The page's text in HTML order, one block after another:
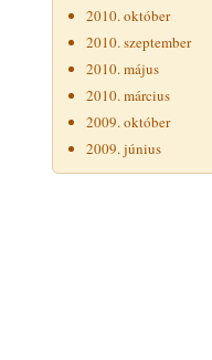
2010. október
2010. szeptember
2010. május
2010. március
2009. október
2009. június